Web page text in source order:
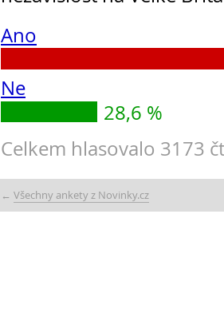
Ano
Ne
28,6 %
Celkem hlasovalo 3173
← Všechny ankety z Novinky.cz